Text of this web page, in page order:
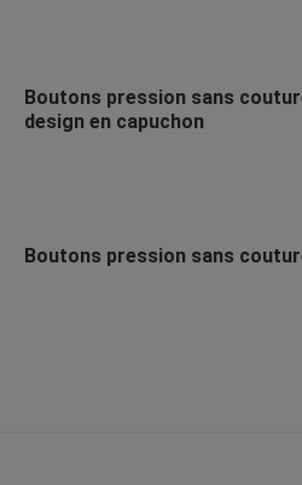
Boutons pression sans couture « Anorak », avec
design en capuchon
Boutons pression sans